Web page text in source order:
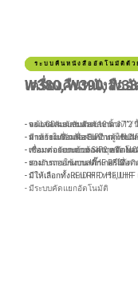
เครื่องรับคืนหนังสืออัตโนมั
W380, W390
- จอแสดงผลแบบสัมผัสขนาด12
- มีกล้องในตัวเพื่อจับภาพผู้ใช้บริ
- เชื่อมต่อกับระบบห้องสมุดอัตโน
- สามารถออกแบบสติ๊กเกอร์ได้ต
- มีให้เลือกทั้งRFID HF หรือUHF
เครื่องรับคืนอัตโนมัติ
W380, W390,
- จอ LCD แบบสัมผัส ขนาด 17” /
- มาพร้อมกับกล้องบันทึกภาพขณ
- เชื่อมต่อระบบด้วย SIP2 หรือ
- สามารถออกแบบสติ๊กเกอร์เพื่อติ
- มีให้เลือกทั้งแบบ RFID HF,
- มีระบบคัดแยกอัตโนมัติ
ระบบคืนหนังสืออัตโนมัติด้ว
เครื่องคืนหนังสืออั
- หน้าจอสัมผัสขนาด 12 นิ้ว
- สามารถเชื่อมต่อ SIP2 และ
- สามารถออกแบบลวดลายด้วยส
- รองรับการใช้งาน UHF RFID